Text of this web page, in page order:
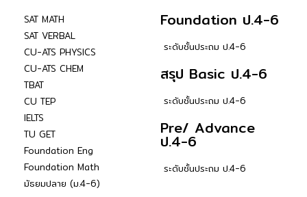
SAT MATH
SAT VERBAL
CU-ATS PHYSICS
CU-ATS CHEM
TBAT
CU TEP
IELTS
TU GET
Foundation Eng
Foundation Math
มัธยมปลาย (ม.4-6)
Foundation ป.4-6
ระดับชั้นประถม ป.4-6
สรุป Basic ป.4-6
ระดับชั้นประถม ป.4-6
Pre/ Advance
ป.4-6
ระดับชั้นประถม ป.4-6